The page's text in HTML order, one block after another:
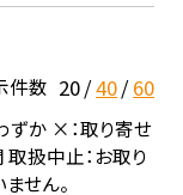
件数 20 40 60
か ×：取り寄せ
扱中止：お取り
せん。